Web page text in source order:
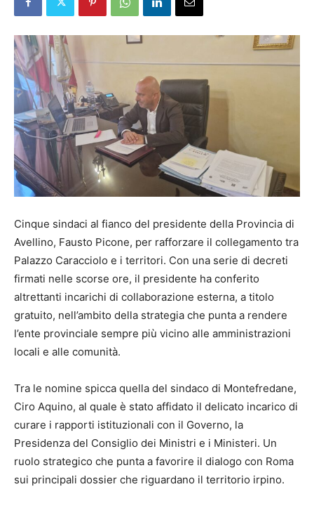
Cinque sindaci al fianco del presidente della Provincia di
Avellino, Fausto Picone, per rafforzare il collegamento tra
Palazzo Caracciolo e i territori. Con una serie di decreti
firmati nelle scorse ore, il presidente ha conferito
altrettanti incarichi di collaborazione esterna, a titolo
gratuito, nell’ambito della strategia che punta a rendere
l’ente provinciale sempre più vicino alle amministrazioni
locali e alle comunità.
Tra le nomine spicca quella del sindaco di Montefredane,
Ciro Aquino, al quale è stato affidato il delicato incarico di
curare i rapporti istituzionali con il Governo, la
Presidenza del Consiglio dei Ministri e i Ministeri. Un
ruolo strategico che punta a favorire il dialogo con Roma
sui principali dossier che riguardano il territorio irpino.